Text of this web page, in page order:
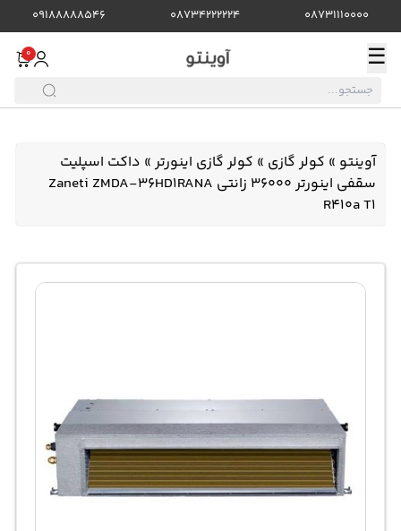
08731110000
08734222224
09188888546
☰
0
آوینتو » کولر گازی » کولر گازی اینورتر» داکت اسپلیت
سقفی اینورتر 36000 زانتی Zaneti ZMDA-36HD1RANA
R410a T1